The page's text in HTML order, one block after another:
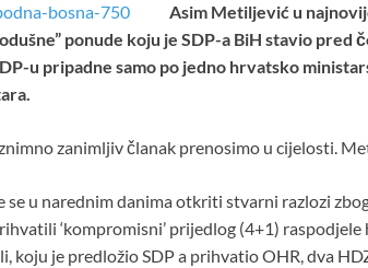
itt
er
at
s
p
p
er er
es
ar
e
Asim Metiljević u
ponude koju je SDP-a BiH stavio pred
u pripadne samo po jedno hrvatsko
zanimljiv članak prenosimo u cijelosti.
se u narednim danima otkriti stvarni razlozi
‘kompromisni’ prijedlog (4+1)
koju je predložio SDP a prihvatio OHR, dva